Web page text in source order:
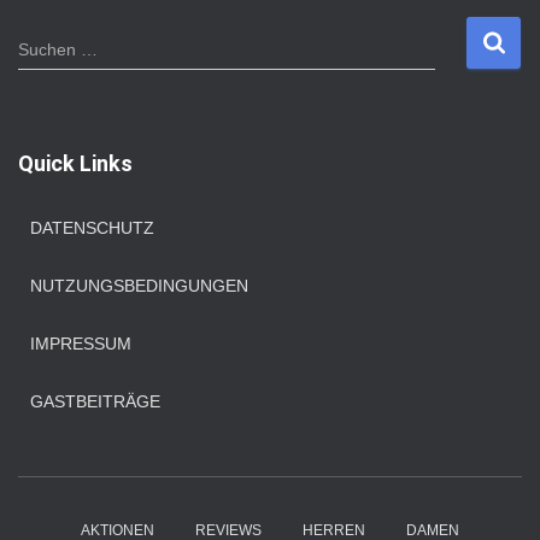
S
u
n
Suchen …
Quick Links
DATENSCHUTZ
NUTZUNGSBEDINGUNGEN
IMPRESSUM
GASTBEITRÄGE
AKTIONEN REVIEWS HERREN DAMEN